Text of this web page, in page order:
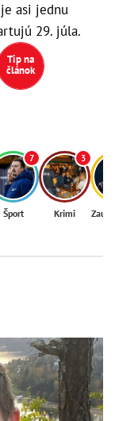
asi jednu
29. júla.
Tip na
článok
7
Šport
3
Krimi